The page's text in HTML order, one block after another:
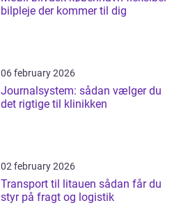
bilpleje der kommer til dig
06 february 2026
Journalsystem: sådan vælger du
det rigtige til klinikken
02 february 2026
Transport til litauen sådan får du
styr på fragt og logistik